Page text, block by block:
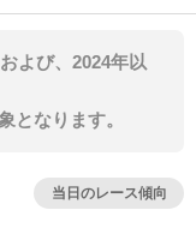
よび、2024年以
となります。
当日のレース傾向